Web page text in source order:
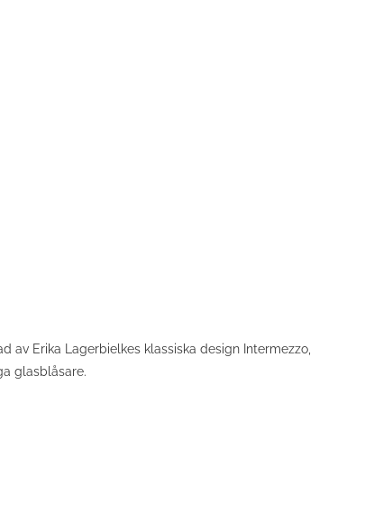
Erika Lagerbielkes klassiska design Intermezzo,
glasblåsare.